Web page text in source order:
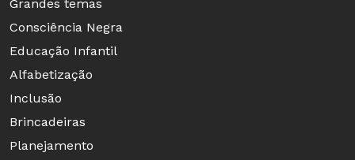
Grandes temas
Consciência Negra
Educação Infantil
Alfabetização
Inclusão
Brincadeiras
Planejamento